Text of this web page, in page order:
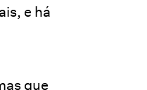
e há
que